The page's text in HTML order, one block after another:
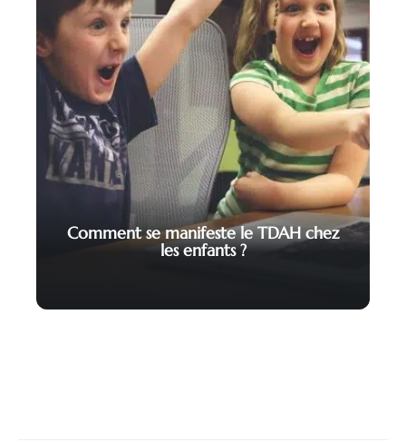
Comment se manifeste le TDAH chez
les enfants ?